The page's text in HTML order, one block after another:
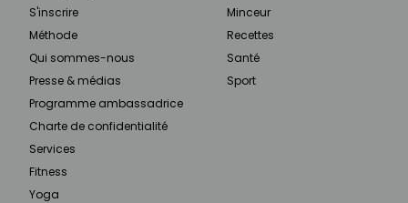
S'inscrire
Méthode
Qui sommes-nous
Presse & médias
Programme ambassadrice
Charte de confidentialité
Services
Fitness
Yoga
Minceur
Recettes
Santé
Sport